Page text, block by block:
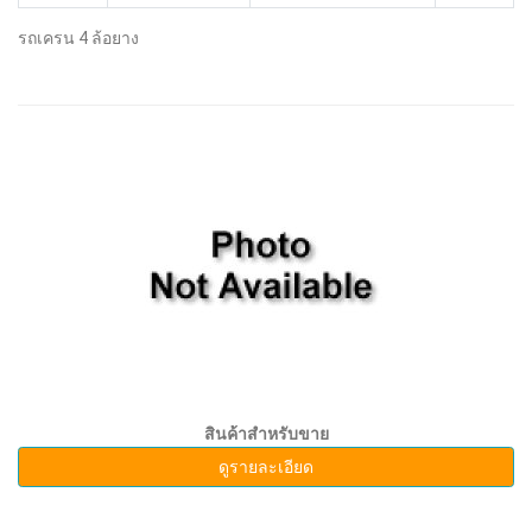
รถเครน 4 ล้อยาง
สินค้าสำหรับขาย
ดูรายละเอียด